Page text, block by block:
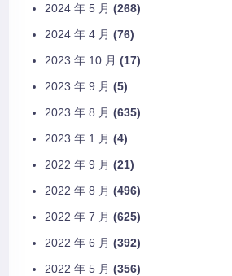
2024 年 5 月 (268)
2024 年 4 月 (76)
2023 年 10 月 (17)
2023 年 9 月 (5)
2023 年 8 月 (635)
2023 年 1 月 (4)
2022 年 9 月 (21)
2022 年 8 月 (496)
2022 年 7 月 (625)
2022 年 6 月 (392)
2022 年 5 月 (356)